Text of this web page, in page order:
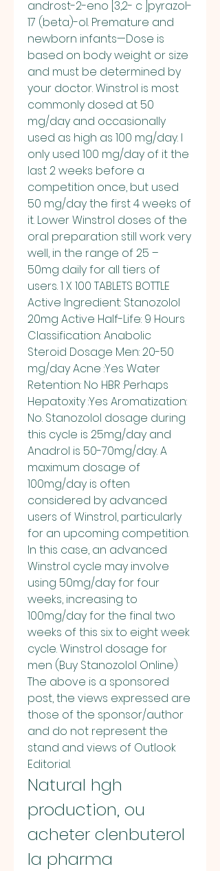
androst-2-eno [3,2- c ]pyrazol-
17 (beta)-ol. Premature and
newborn infants—Dose is
based on body weight or size
and must be determined by
your doctor. Winstrol is most
commonly dosed at 50
mg/day and occasionally
used as high as 100 mg/day. I
only used 100 mg/day of it the
last 2 weeks before a
competition once, but used
50 mg/day the first 4 weeks of
it. Lower Winstrol doses of the
oral preparation still work very
well, in the range of 25 –
50mg daily for all tiers of
users. 1 X 100 TABLETS BOTTLE
Active Ingredient: Stanozolol
20mg Active Half-Life: 9 Hours
Classification: Anabolic
Steroid Dosage Men: 20-50
mg/day Acne :Yes Water
Retention: No HBR :Perhaps
Hepatoxity :Yes Aromatization:
No. Stanozolol dosage during
this cycle is 25mg/day and
Anadrol is 50-70mg/day. A
maximum dosage of
100mg/day is often
considered by advanced
users of Winstrol, particularly
for an upcoming competition.
In this case, an advanced
Winstrol cycle may involve
using 50mg/day for four
weeks, increasing to
100mg/day for the final two
weeks of this six to eight week
cycle. Winstrol dosage for
men (Buy Stanozolol Online)
The above is a sponsored
post, the views expressed are
those of the sponsor/author
and do not represent the
stand and views of Outlook
Editorial.
Natural hgh
production, ou
acheter clenbuterol
la pharma